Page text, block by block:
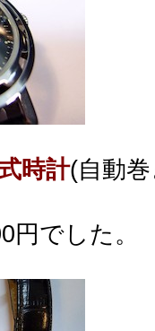
時計(自動
円でした。